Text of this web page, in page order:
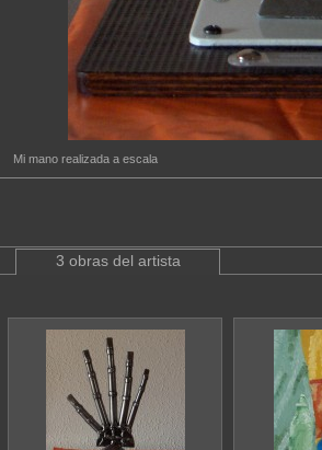
Mi mano realizada a escala
3 obras del artista